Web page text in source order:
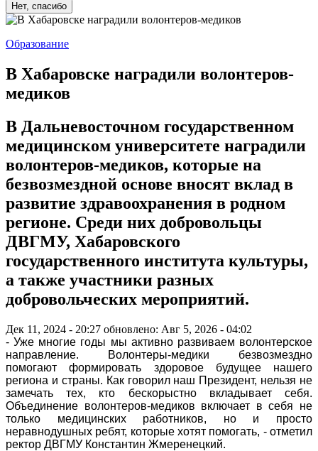
Нет, спасибо
Образование
В Хабаровске наградили волонтеров-
медиков
В Дальневосточном государственном
медицинском университете наградили
волонтеров-медиков, которые на
безвозмездной основе вносят вклад в
развитие здравоохранения в родном
регионе. Среди них добровольцы
ДВГМУ, Хабаровского
государственного института культуры,
а также участники разных
добровольческих мероприятий.
Дек 11, 2024 - 20:27 обновлено: Авг 5, 2026 - 04:02
- Уже многие годы мы активно развиваем волонтерское
направление. Волонтеры-медики безвозмездно
помогают формировать здоровое будущее нашего
региона и страны. Как говорил наш Президент, нельзя не
замечать тех, кто бескорыстно вкладывает себя.
Объединение волонтеров-медиков включает в себя не
только медицинских работников, но и просто
неравнодушных ребят, которые хотят помогать, - отметил
ректор ДВГМУ Константин Жмеренецкий.